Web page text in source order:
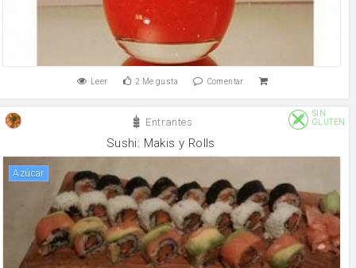
Leer 2 Me gusta Comentar
Entrantes
SIN
GLUTEN
Sushi: Makis y Rolls
Azúcar